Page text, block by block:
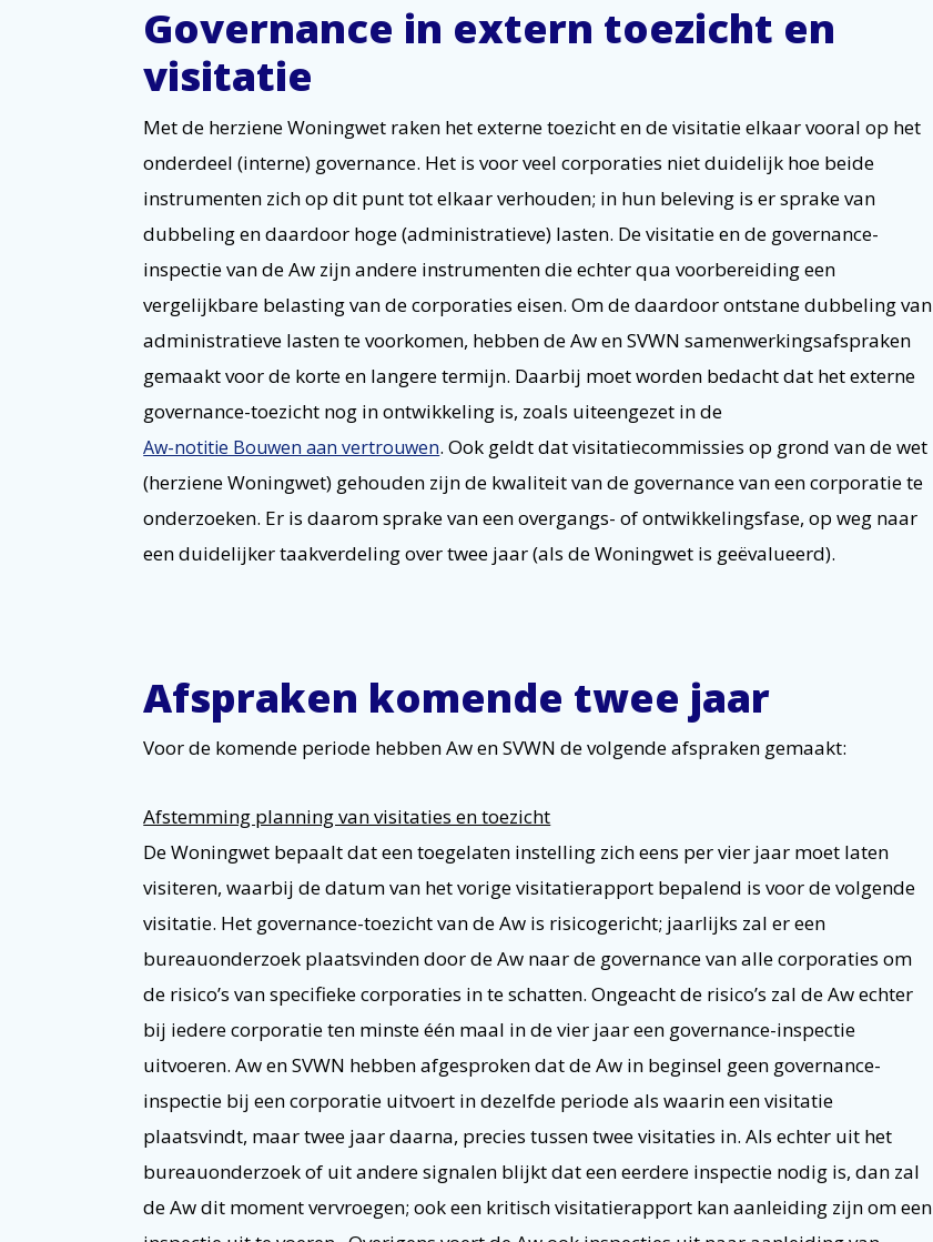
Governance in extern toezicht en
visitatie
Met de herziene Woningwet raken het externe toezicht en de visitatie elkaar vooral op het
onderdeel (interne) governance. Het is voor veel corporaties niet duidelijk hoe beide
instrumenten zich op dit punt tot elkaar verhouden; in hun beleving is er sprake van
dubbeling en daardoor hoge (administratieve) lasten. De visitatie en de governance-
inspectie van de Aw zijn andere instrumenten die echter qua voorbereiding een
vergelijkbare belasting van de corporaties eisen. Om de daardoor ontstane dubbeling van
administratieve lasten te voorkomen, hebben de Aw en SVWN samenwerkingsafspraken
gemaakt voor de korte en langere termijn. Daarbij moet worden bedacht dat het externe
governance-toezicht nog in ontwikkeling is, zoals uiteengezet in de
Aw-notitie Bouwen aan vertrouwen. Ook geldt dat visitatiecommissies op grond van de wet
(herziene Woningwet) gehouden zijn de kwaliteit van de governance van een corporatie te
onderzoeken. Er is daarom sprake van een overgangs- of ontwikkelingsfase, op weg naar
een duidelijker taakverdeling over twee jaar (als de Woningwet is geëvalueerd).
Afspraken komende twee jaar
Voor de komende periode hebben Aw en SVWN de volgende afspraken gemaakt:
Afstemming planning van visitaties en toezicht
De Woningwet bepaalt dat een toegelaten instelling zich eens per vier jaar moet laten
visiteren, waarbij de datum van het vorige visitatierapport bepalend is voor de volgende
visitatie. Het governance-toezicht van de Aw is risicogericht; jaarlijks zal er een
bureauonderzoek plaatsvinden door de Aw naar de governance van alle corporaties om
de risico’s van specifieke corporaties in te schatten. Ongeacht de risico’s zal de Aw echter
bij iedere corporatie ten minste één maal in de vier jaar een governance-inspectie
uitvoeren. Aw en SVWN hebben afgesproken dat de Aw in beginsel geen governance-
inspectie bij een corporatie uitvoert in dezelfde periode als waarin een visitatie
plaatsvindt, maar twee jaar daarna, precies tussen twee visitaties in. Als echter uit het
bureauonderzoek of uit andere signalen blijkt dat een eerdere inspectie nodig is, dan zal
de Aw dit moment vervroegen; ook een kritisch visitatierapport kan aanleiding zijn om een